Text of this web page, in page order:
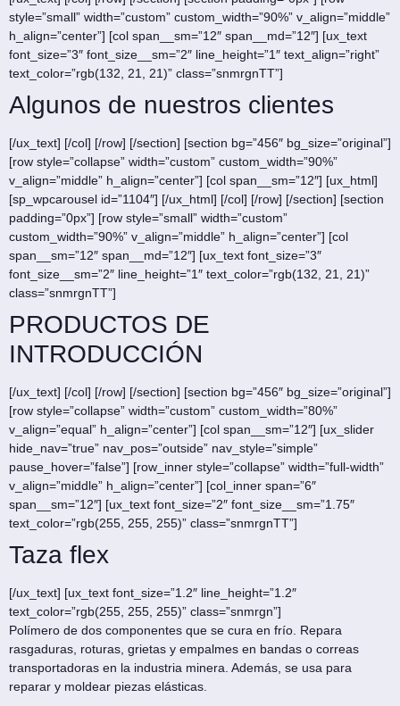
style=”small” width=”custom” custom_width=”90%” v_align=”middle”
h_align=”center”] [col span__sm=”12″ span__md=”12″] [ux_text
font_size=”3″ font_size__sm=”2″ line_height=”1″ text_align=”right”
text_color=”rgb(132, 21, 21)” class=”snmrgnTT”]
Algunos de nuestros clientes
[/ux_text] [/col] [/row] [/section] [section bg=”456″ bg_size=”original”]
[row style=”collapse” width=”custom” custom_width=”90%”
v_align=”middle” h_align=”center”] [col span__sm=”12″] [ux_html]
[sp_wpcarousel id=”1104″] [/ux_html] [/col] [/row] [/section] [section
padding=”0px”] [row style=”small” width=”custom”
custom_width=”90%” v_align=”middle” h_align=”center”] [col
span__sm=”12″ span__md=”12″] [ux_text font_size=”3″
font_size__sm=”2″ line_height=”1″ text_color=”rgb(132, 21, 21)”
class=”snmrgnTT”]
PRODUCTOS DE
INTRODUCCIÓN
[/ux_text] [/col] [/row] [/section] [section bg=”456″ bg_size=”original”]
[row style=”collapse” width=”custom” custom_width=”80%”
v_align=”equal” h_align=”center”] [col span__sm=”12″] [ux_slider
hide_nav=”true” nav_pos=”outside” nav_style=”simple”
pause_hover=”false”] [row_inner style=”collapse” width=”full-width”
v_align=”middle” h_align=”center”] [col_inner span=”6″
span__sm=”12″] [ux_text font_size=”2″ font_size__sm=”1.75″
text_color=”rgb(255, 255, 255)” class=”snmrgnTT”]
Taza flex
[/ux_text] [ux_text font_size=”1.2″ line_height=”1.2″
text_color=”rgb(255, 255, 255)” class=”snmrgn”]
Polímero de dos componentes que se cura en frío. Repara
rasgaduras, roturas, grietas y empalmes en bandas o correas
transportadoras en la industria minera. Además, se usa para
reparar y moldear piezas elásticas.